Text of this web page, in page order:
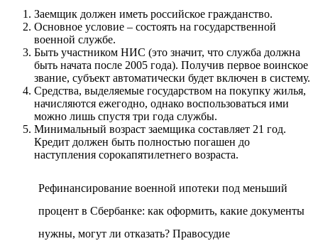
Заемщик должен иметь российское гражданство.
Основное условие – состоять на государственной
военной службе.
Быть участником НИС (это значит, что служба должна
быть начата после 2005 года). Получив первое воинское
звание, субъект автоматически будет включен в систему.
Средства, выделяемые государством на покупку жилья,
начисляются ежегодно, однако воспользоваться ими
можно лишь спустя три года службы.
Минимальный возраст заемщика составляет 21 год.
Кредит должен быть полностью погашен до
наступления сорокапятилетнего возраста.
Рефинансирование военной ипотеки под меньший
процент в Сбербанке: как оформить, какие документы
нужны, могут ли отказать? Правосудие